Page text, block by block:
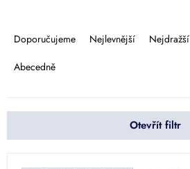
p
o
Doporučujeme Nejlevnější Nejdražší
Abecedně
Otevřít filtr